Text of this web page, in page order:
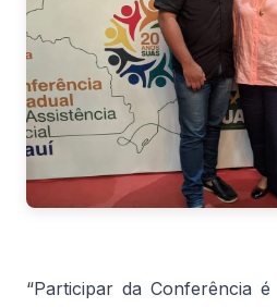
“Participar da Conferência